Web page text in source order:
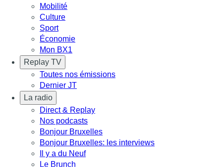
Mobilité
Culture
Sport
Économie
Mon BX1
Replay TV
Toutes nos émissions
Dernier JT
La radio
Direct & Replay
Nos podcasts
Bonjour Bruxelles
Bonjour Bruxelles: les interviews
Il y a du Neuf
Le Brunch